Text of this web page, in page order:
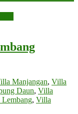
Manjangan, Villa
Daun, Villa
, Villa